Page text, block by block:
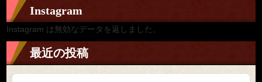
Instagram
Instagram は無効なデータを返しました。
最近の投稿